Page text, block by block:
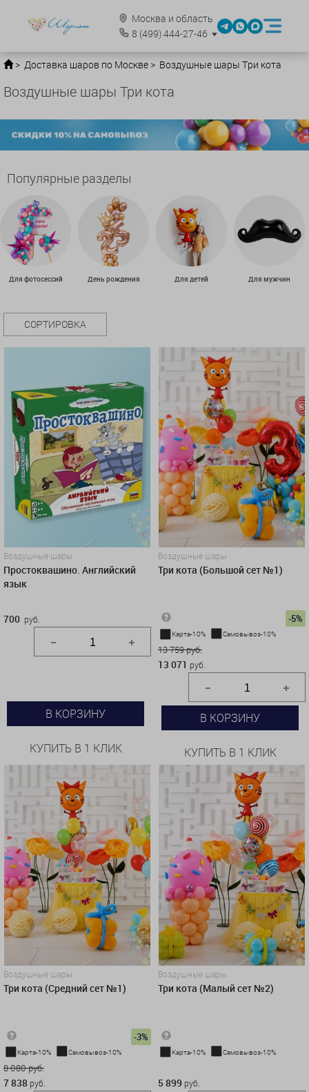
Москва и область
8 (499)444-27-46
Доставка шаров по Москве Воздушные шары Три кота
Воздушные шары Три кота
Популярные разделы
Для фотосессий День рождения Для детей Для мужчин
СОРТИРОВКА
Воздушные шары
Простоквашино. Английский
язык
700 руб.
В КОРЗИНУ
КУПИТЬ В 1 КЛИК
Воздушные шары
Три кота (Большой сет №1)
-5%
Карта-10% Самовывоз-10%
13 759 руб.
13 071 руб.
В КОРЗИНУ
КУПИТЬ В 1 КЛИК
Воздушные шары
Три кота (Средний сет №1)
-3%
Карта-10% Самовывоз-10%
8 080 руб.
7 838 руб.
Воздушные шары
Три кота (Малый сет №2)
Карта-10% Самовывоз-10%
5 899 руб.